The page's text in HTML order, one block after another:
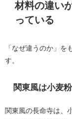
材料の違い
っている
「なぜ違うのか」を
す。
関東風は小麦
関東風の長命寺は、